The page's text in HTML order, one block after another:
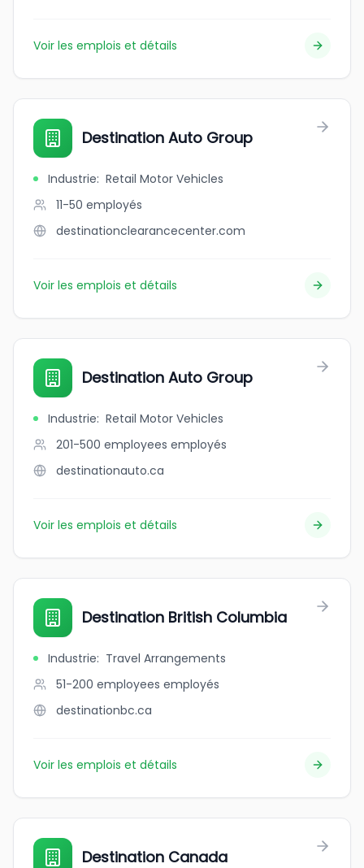
Voir les emplois et détails
Destination Auto Group
Industrie: Retail Motor Vehicles
11-50 employés
destinationclearancecenter.com
Voir les emplois et détails
Destination Auto Group
Industrie: Retail Motor Vehicles
201-500 employees employés
destinationauto.ca
Voir les emplois et détails
Destination British Columbia
Industrie: Travel Arrangements
51-200 employees employés
destinationbc.ca
Voir les emplois et détails
Destination Canada